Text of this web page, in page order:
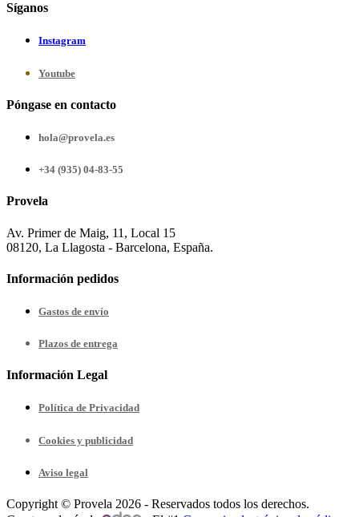
Síganos
Instagram
Youtube
Póngase en contacto
hola@provela.es
+34 (935) 04-83-55
Provela
Av. Primer de Maig, 11, Local 15
08120, La Llagosta - Barcelona, España.
Información pedidos
Gastos de envío
Plazos de entrega
Información Legal
Política de Privacidad
Cookies y publicidad
Aviso legal
Copyright © Provela 2026 - Reservados todos los derechos.